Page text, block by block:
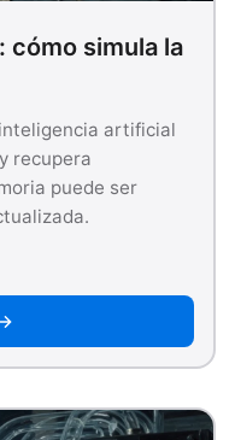
simula la
artificial
recupera
puede ser